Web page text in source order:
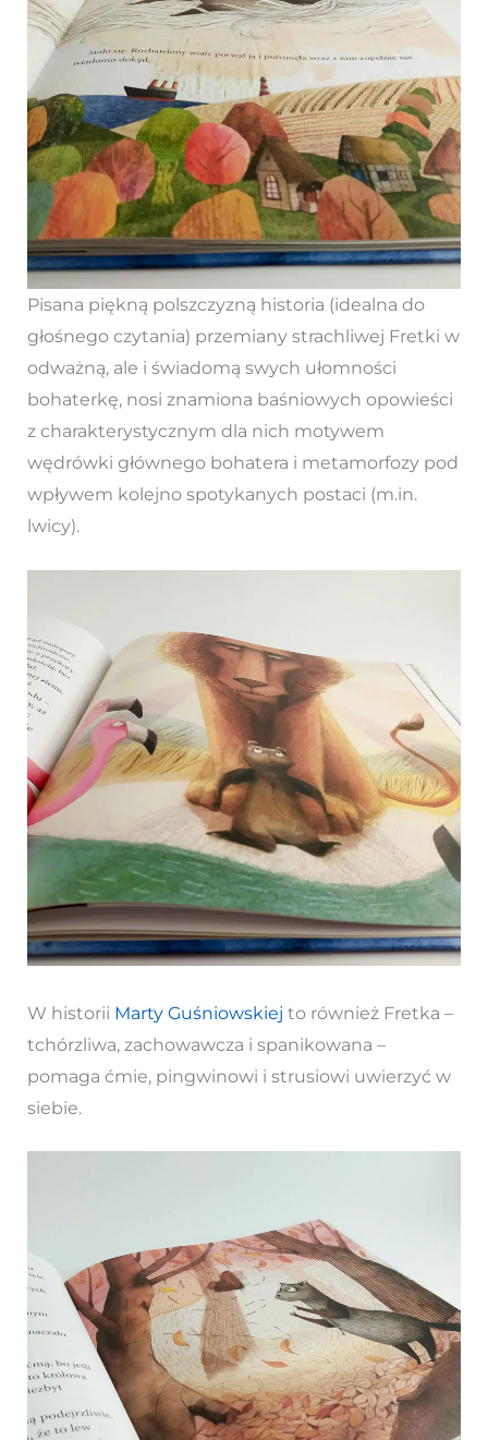
Pisana piękną polszczyzną historia (idealna do
głośnego czytania) przemiany strachliwej Fretki w
odważną, ale i świadomą swych ułomności
bohaterkę, nosi znamiona baśniowych opowieści
z charakterystycznym dla nich motywem
wędrówki głównego bohatera i metamorfozy pod
wpływem kolejno spotykanych postaci (m.in.
lwicy).
W historii Marty Guśniowskiej to również Fretka –
tchórzliwa, zachowawcza i spanikowana –
pomaga ćmie, pingwinowi i strusiowi uwierzyć w
siebie.